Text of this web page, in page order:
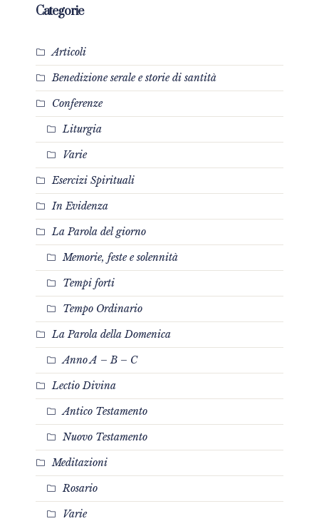
Categorie
Articoli
Benedizione serale e storie di santità
Conferenze
Liturgia
Varie
Esercizi Spirituali
In Evidenza
La Parola del giorno
Memorie, feste e solennità
Tempi forti
Tempo Ordinario
La Parola della Domenica
Anno A – B – C
Lectio Divina
Antico Testamento
Nuovo Testamento
Meditazioni
Rosario
Varie